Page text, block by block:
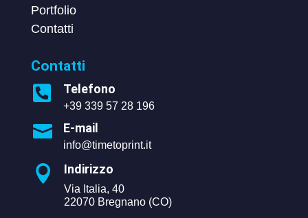
Portfolio
Contatti
Contatti
 Telefono
+39 339 57 28 196
 E-mail
info@timetoprint.it
 Indirizzo
Via Italia, 40
22070 Bregnano (CO)